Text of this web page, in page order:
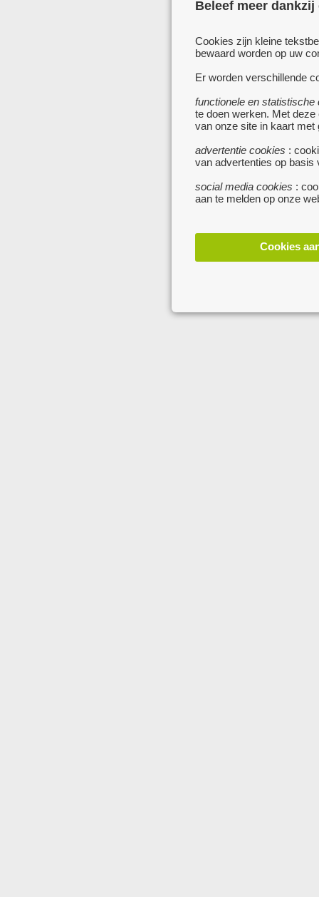
Beleef meer
Cookies zijn kleine
bewaard worden op uw
Er worden verschillende
functionele en statistische
te doen werken. Met
van onze site in kaart met
advertentie cookies :
van advertenties op basis
social media cookies :
aan te melden op onze
Cookies